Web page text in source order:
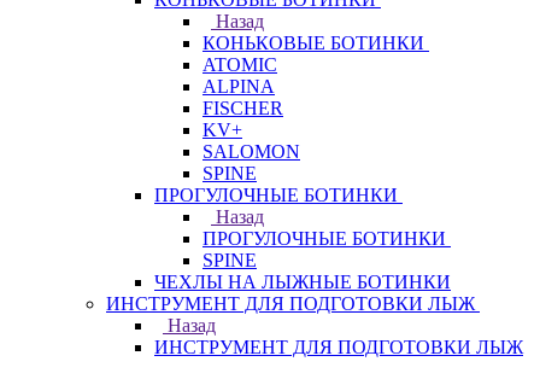
Назад
КОНЬКОВЫЕ БОТИНКИ
ATOMIC
ALPINA
FISCHER
KV+
SALOMON
SPINE
ПРОГУЛОЧНЫЕ БОТИНКИ
Назад
ПРОГУЛОЧНЫЕ БОТИНКИ
SPINE
ЧЕХЛЫ НА ЛЫЖНЫЕ БОТИНКИ
ИНСТРУМЕНТ ДЛЯ ПОДГОТОВКИ ЛЫЖ
Назад
ИНСТРУМЕНТ ДЛЯ ПОДГОТОВКИ ЛЫЖ